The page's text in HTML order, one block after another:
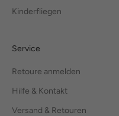
Kinderfliegen
Service
Retoure anmelden
Hilfe & Kontakt
Versand & Retouren